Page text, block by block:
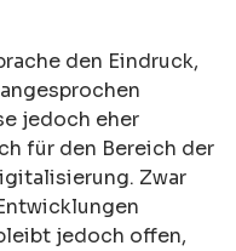
den Eindruck,
jedoch eher
für den Bereich der
Zwar
jedoch offen,